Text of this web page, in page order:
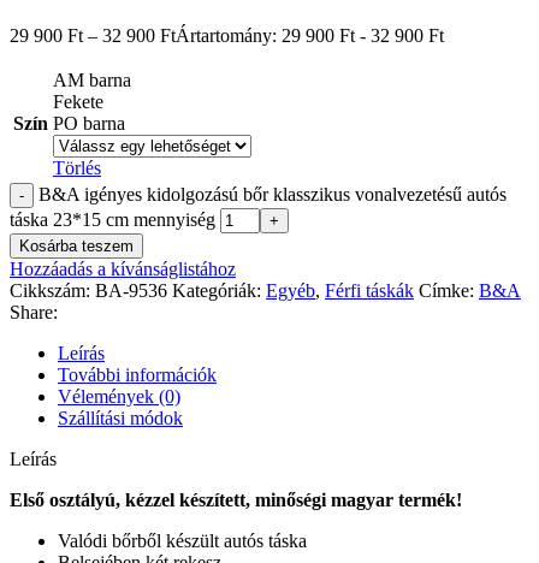
29 900 Ft – 32 900 FtÁrtartomány: 29 900 Ft - 32 900 Ft
Szín
AM barna
Fekete
PO barna
Törlés
B&A igényes kidolgozású bőr klasszikus vonalvezetésű autós
táska 23*15 cm mennyiség
Kosárba teszem
Hozzáadás a kívánságlistához
Cikkszám: BA-9536 Kategóriák: Egyéb, Férfi táskák Címke: B&A
Share:
Leírás
További információk
Vélemények (0)
Szállítási módok
Leírás
Első osztályú, kézzel készített, minőségi magyar termék!
Valódi bőrből készült autós táska